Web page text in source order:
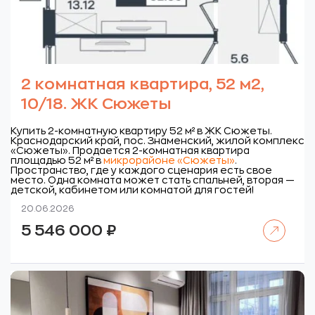
2 комнатная квартира, 52 м2,
10/18. ЖК Сюжеты
Купить 2-комнатную квартиру 52 м² в ЖК Сюжеты.
Краснодарский край, пос. Знаменский, жилой комплекс
«Сюжеты». Продается 2-комнатная квартира
площадью 52 м² в микрорайоне «Сюжеты».
Пространство, где у каждого сценария есть свое
место. Одна комната может стать спальней, вторая —
детской, кабинетом или комнатой для гостей!
20.06.2026
5 546 000 ₽